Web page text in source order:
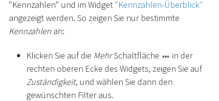
"Kennzahlen" und im Widget "Kennzahlen-Überblick"
angezeigt werden. So zeigen Sie nur bestimmte
Kennzahlen an:
Klicken Sie auf die MehrSchaltfläche
in der
rechten oberen Ecke des Widgets, zeigen Sie auf
Zuständigkeit, und wählen Sie dann den
gewünschten Filter aus.